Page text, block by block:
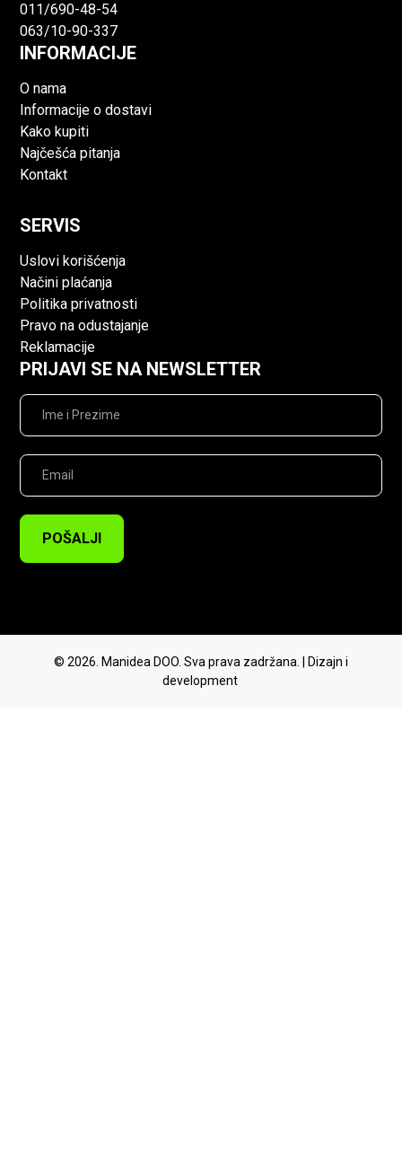
011/690-48-54
063/10-90-337
INFORMACIJE
O nama
Informacije o dostavi
Kako kupiti
Najčešća pitanja
Kontakt
SERVIS
Uslovi korišćenja
Načini plaćanja
Politika privatnosti
Pravo na odustajanje
Reklamacije
PRIJAVI SE NA NEWSLETTER
POŠALJI
© 2026. Manidea DOO. Sva prava zadržana. | Dizajn i
development